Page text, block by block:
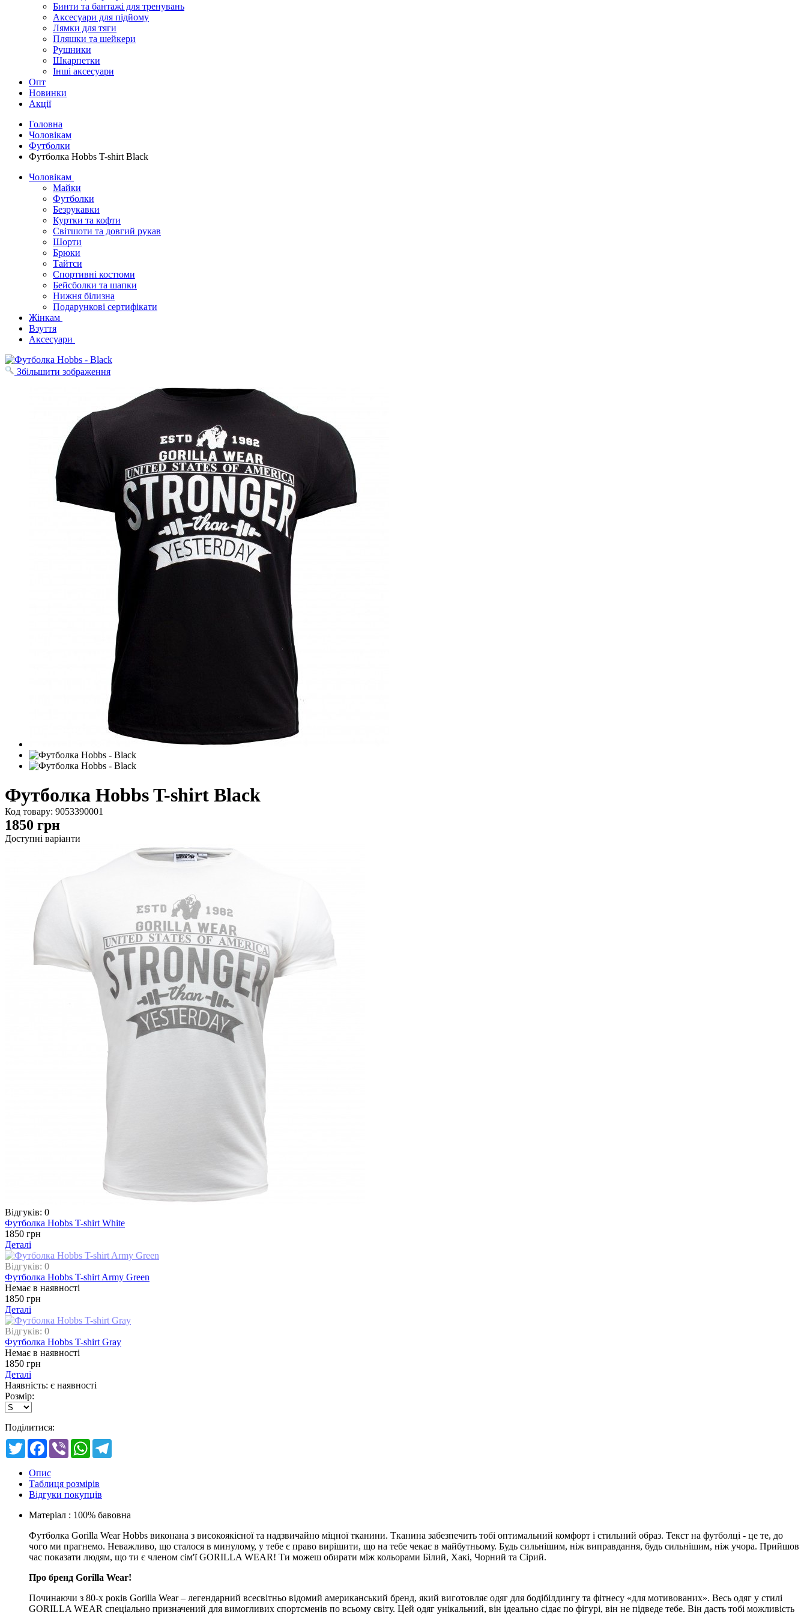
Бинти та бантажі для тренувань
Аксесуари для підйому
Лямки для тяги
Пляшки та шейкери
Рушники
Шкарпетки
Інші аксесуари
Опт
Новинки
Акції
Головна
Чоловікам
Футболки
Футболка Hobbs T-shirt Black
Чоловікам
Майки
Футболки
Безрукавки
Куртки та кофти
Світшоти та довгий рукав
Шорти
Брюки
Тайтси
Спортивні костюми
Бейсболки та шапки
Нижня білизна
Подарункові сертифікати
Жінкам
Взуття
Аксесуари
Збільшити зображення
Футболка Hobbs T-shirt Black
Код товару: 9053390001
1850 грн
Доступні варіанти
Відгуків: 0
Футболка Hobbs T-shirt White
1850 грн
Деталі
Відгуків: 0
Футболка Hobbs T-shirt Army Green
Немає в наявності
1850 грн
Деталі
Відгуків: 0
Футболка Hobbs T-shirt Gray
Немає в наявності
1850 грн
Деталі
Наявність: є наявності
Розмір:
Поділитися:
TwitterFacebook
Viber WhatsApp
Опис
Таблиця розмірів
Відгуки покупців
Матеріал : 100% бавовна
Футболка Gorilla Wear Hobbs виконана з високоякісної та надзвичайно міцної тканини. Тканина забезпечить тобі оптимальний комфорт і стильний образ. Текст на футболці - це те, до
чого ми прагнемо. Неважливо, що сталося в минулому, у тебе є право вирішити, що на тебе чекає в майбутньому. Будь сильнішим, ніж виправдання, будь сильнішим, ніж учора. Прийшов
час показати людям, що ти є членом сім'ї GORILLA WEAR! Ти можеш обирати між кольорами Білий, Хакі, Чорний та Сірий.
Про бренд Gorilla Wear!
Починаючи з 80-х років Gorilla Wear – легендарний всесвітньо відомий американський бренд, який виготовляє одяг для бодібілдингу та фітнесу «для мотивованих». Весь одяг у стилі
GORILLA WEAR спеціально призначений для вимогливих спортсменів по всьому світу. Цей одяг унікальний, він ідеально сідає по фігурі, він не підведе тебе. Він дасть тобі можливість